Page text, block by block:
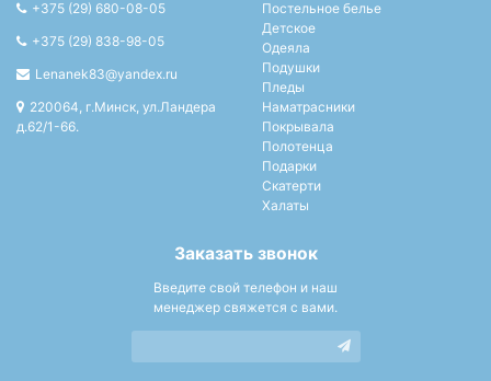
+375 (29) 680-08-05
+375 (29) 838-98-05
Lenanek83@yandex.ru
220064, г.Минск, ул.Ландера
д.62/1-66.
Постельное белье
Детское
Одеяла
Подушки
Пледы
Наматрасники
Покрывала
Полотенца
Подарки
Скатерти
Халаты
Заказать звонок
Введите свой телефон и наш
менеджер свяжется с вами.